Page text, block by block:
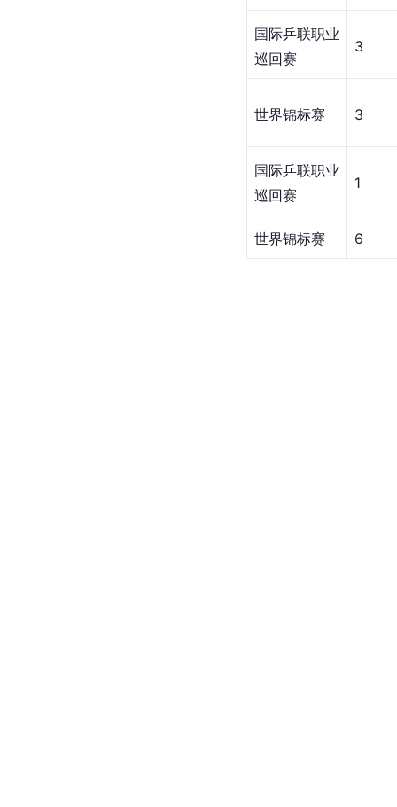
国际乒联职业
巡回赛
3
世界锦标赛 3
国际乒联职业
巡回赛
1
世界锦标赛 6